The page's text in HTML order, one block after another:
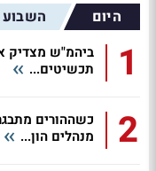
היום השבוע
1
ביהמ"ש מצדיק
תכשיטים...
2
כשההורים
מנהלים הון...